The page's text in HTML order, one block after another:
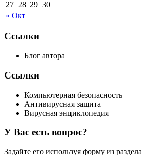
« Окт
27 28 29 30
Ссылки
Блог автора
Ссылки
Компьютерная безопасность
Антивирусная защита
Вирусная энциклопедия
У Вас есть вопрос?
Задайте его используя форму из раздела